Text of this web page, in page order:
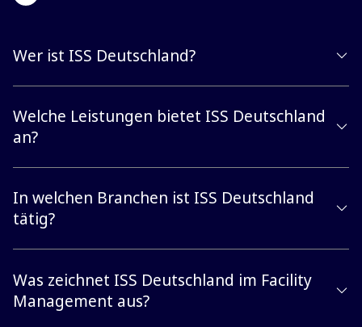
Wer ist ISS Deutschland?
Welche Leistungen bietet ISS Deutschland
an?
In welchen Branchen ist ISS Deutschland
tätig?
Was zeichnet ISS Deutschland im Facility
Management aus?